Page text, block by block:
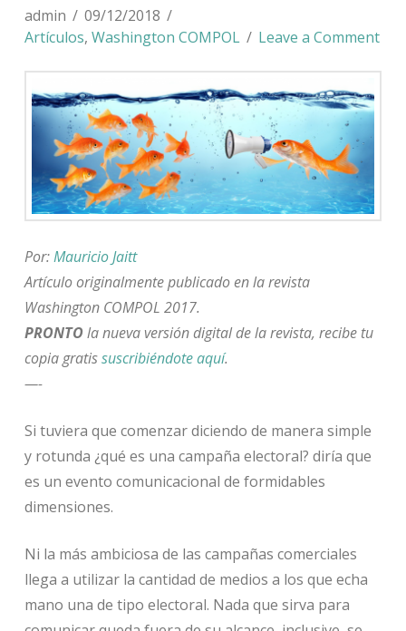
admin
09/12/2018
Artículos, Washington COMPOL Leave a Comment
Por:Mauricio Jaitt
Artículo originalmente publicado en la revista
Washington COMPOL 2017.
PRONTO la nueva versión digital de la revista, recibe tu
copia gratissuscribiéndote aquí.
—-
Si tuviera que comenzar diciendo de manera simple
y rotunda ¿qué es una campaña electoral? diría que
es un evento comunicacional de formidables
dimensiones.
Ni la más ambiciosa de las campañas comerciales
llega a utilizar la cantidad de medios a los que echa
mano una de tipo electoral. Nada que sirva para